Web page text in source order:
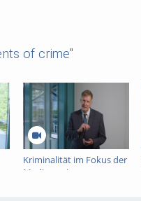
of crime"
Kriminalität im Fokus der
Medien - ein
Interview